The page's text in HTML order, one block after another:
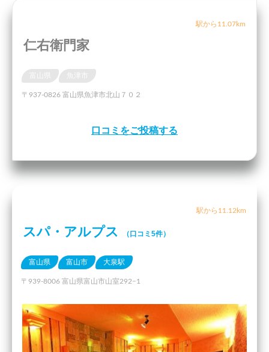
駅から11.07km
仁右衛門家
〒937-0826 富山県魚津市北山７０２
口コミをご投稿する
駅から11.12km
スパ・アルプス （口コミ5件）
富山県 富山市 大泉駅
〒939-8006 富山県富山市山室292−1